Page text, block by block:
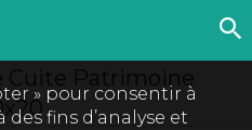
» pour consentir à
fins d’analyse et